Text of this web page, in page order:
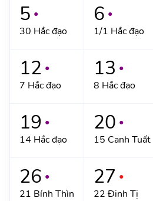
5 ●
30 Hắc đạo
6 ●
1/1 Hắc đạo
12 ●
7 Hắc đạo
13 ●
8 Hắc đạo
19 ●
14 Hắc đạo
20 ●
15 Canh Tuất
26 ●
21 Bính Thìn
27 ●
22 Đinh Tị